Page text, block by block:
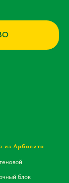
из Арболита
блок